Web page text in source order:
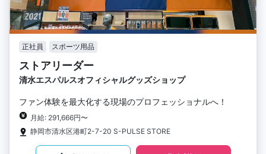
正社員 スポーツ用品
ストアリーダー
清水エスパルスオフィシャルグッズショップ
ファン体験を最大化する現場のプロフェッショナルへ！
月給: 291,666円〜
静岡市清水区港町2-7-20 S-PULSE STORE